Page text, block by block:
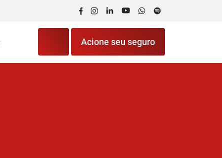
FacebookInstagram
LinkedInYouTubeWhatsApp
Spotify
Acione seu seguro